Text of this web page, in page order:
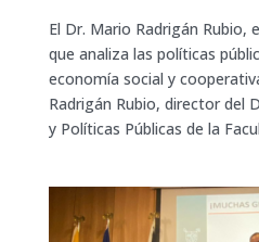
El Dr. Mario Radrigán Rubio,
que analiza las políticas
economía social y
Radrigán Rubio, director del
y Políticas Públicas de la